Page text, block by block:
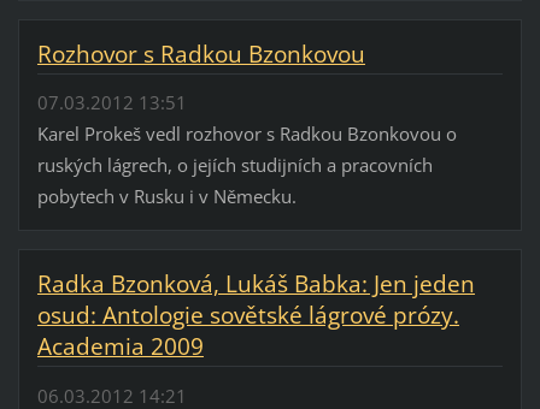
Rozhovor s Radkou Bzonkovou
07.03.2012 13:51
Karel Prokeš vedl rozhovor s Radkou Bzonkovou o
ruských lágrech, o jejích studijních a pracovních
pobytech v Rusku i v Německu.
Radka Bzonková, Lukáš Babka: Jen jeden
osud: Antologie sovětské lágrové prózy.
Academia 2009
06.03.2012 14:21